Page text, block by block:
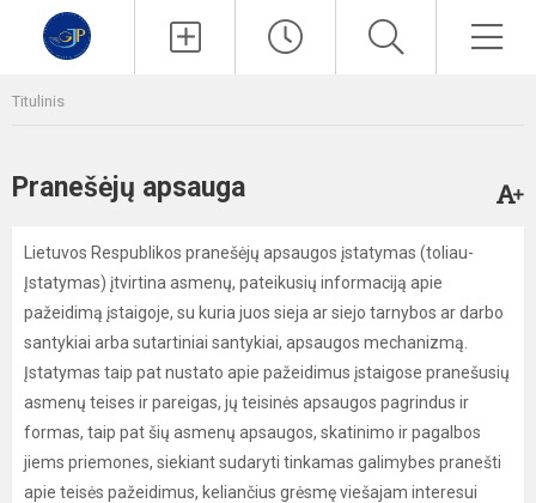
Titulinis
Pranešėjų apsauga
Lietuvos Respublikos pranešėjų apsaugos įstatymas (toliau-
Įstatymas) įtvirtina asmenų, pateikusių informaciją apie
pažeidimą įstaigoje, su kuria juos sieja ar siejo tarnybos ar darbo
santykiai arba sutartiniai santykiai, apsaugos mechanizmą.
Įstatymas taip pat nustato apie pažeidimus įstaigose pranešusių
asmenų teises ir pareigas, jų teisinės apsaugos pagrindus ir
formas, taip pat šių asmenų apsaugos, skatinimo ir pagalbos
jiems priemones, siekiant sudaryti tinkamas galimybes pranešti
apie teisės pažeidimus, keliančius grėsmę viešajam interesui